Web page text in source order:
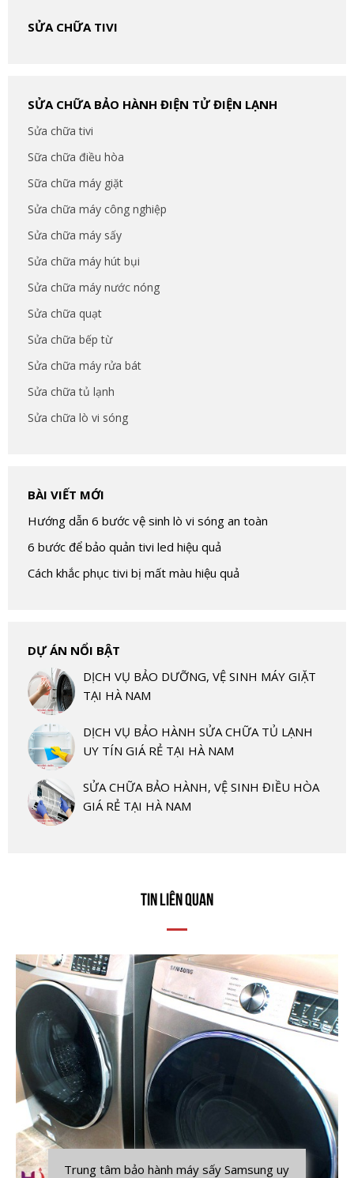
SỬA CHỮA TIVI
SỬA CHỮA BẢO HÀNH ĐIỆN TỬ ĐIỆN LẠNH
Sửa chữa tivi
Sữa chữa điều hòa
Sữa chữa máy giặt
Sửa chữa máy công nghiệp
Sửa chữa máy sấy
Sửa chữa máy hút bụi
Sửa chữa máy nước nóng
Sửa chữa quạt
Sửa chữa bếp từ
Sửa chữa máy rửa bát
Sửa chữa tủ lạnh
Sửa chữa lò vi sóng
BÀI VIẾT MỚI
Hướng dẫn 6 bước vệ sinh lò vi sóng an toàn
6 bước để bảo quản tivi led hiệu quả
Cách khắc phục tivi bị mất màu hiệu quả
DỰ ÁN NỔI BẬT
DỊCH VỤ BẢO DƯỠNG, VỆ SINH MÁY GIẶT
TẠI HÀ NAM
DỊCH VỤ BẢO HÀNH SỬA CHỮA TỦ LẠNH
UY TÍN GIÁ RẺ TẠI HÀ NAM
SỬA CHỮA BẢO HÀNH, VỆ SINH ĐIỀU HÒA
GIÁ RẺ TẠI HÀ NAM
TIN LIÊN QUAN
Trung tâm bảo hành máy sấy Samsung uy